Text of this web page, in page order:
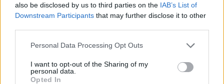
also be disclosed by us to third parties on the IAB’s List of
Downstream Participants that may further disclose it to other
Personal Data Processing Opt Outs
I want to opt-out of the Sharing of my
personal data.
Opted In